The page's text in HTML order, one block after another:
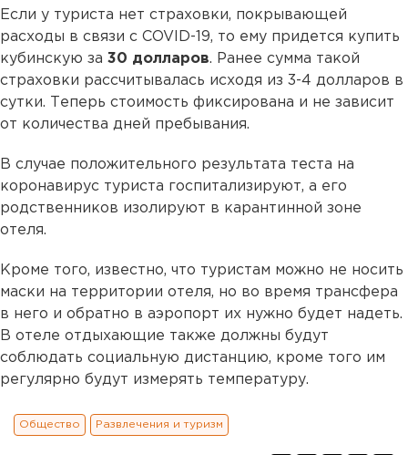
Если у туриста нет страховки, покрывающей
расходы в связи с COVID-19, то ему придется купить
кубинскую за 30 долларов. Ранее сумма такой
страховки рассчитывалась исходя из 3-4 долларов в
сутки. Теперь стоимость фиксирована и не зависит
от количества дней пребывания.
В случае положительного результата теста на
коронавирус туриста госпитализируют, а его
родственников изолируют в карантинной зоне
отеля.
Кроме того, известно, что туристам можно не носить
маски на территории отеля, но во время трансфера
в него и обратно в аэропорт их нужно будет надеть.
В отеле отдыхающие также должны будут
соблюдать социальную дистанцию, кроме того им
регулярно будут измерять температуру.
Общество Развлечения и туризм